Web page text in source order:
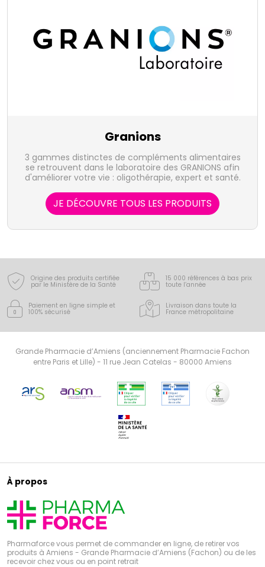
Granions
3 gammes distinctes de compléments alimentaires
se retrouvent dans le laboratoire des GRANIONS afin
d'améliorer votre vie : oligothérapie, expert et santé.
JE DÉCOUVRE TOUS LES PRODUITS
Origine des produits certifiée
par le Ministère de la Santé
15 000 références à bas prix
toute l’année
Paiement en ligne simple et
100% sécurisé
Livraison dans toute la
France métropolitaine
Grande Pharmacie d’Amiens (anciennement Pharmacie Fachon
entre Paris et Lille) - 11 rue Jean Catelas - 80000 Amiens
À propos
Pharmaforce vous permet de commander en ligne, de retirer vos
produits à Amiens - Grande Pharmacie d’Amiens (Fachon) ou de les
recevoir chez vous ou en point retrait